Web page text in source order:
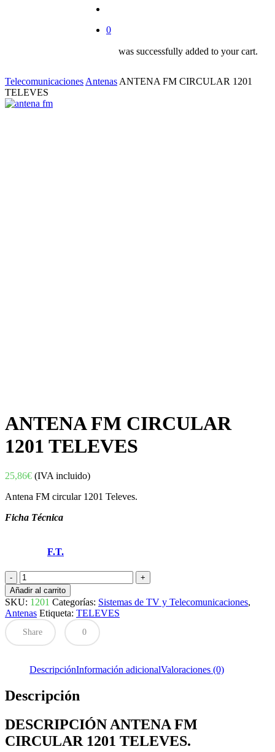
0
was successfully added to your cart.
TelecomunicacionesAntenasANTENA FM CIRCULAR 1201
TELEVES
ANTENA FM CIRCULAR
1201 TELEVES
25,86€ (IVA incluido)
Antena FM circular 1201 Televes.
Ficha Técnica
F.T.
ANTENA
FM
CIRCULAR
1201
TELEVES
cantidad
Añadir al carrito
SKU: 1201 Categorías: Sistemas de TV y Telecomunicaciones,
Antenas Etiqueta: TELEVES
Share 0
DescripciónInformación adicionalValoraciones (0)
Descripción
DESCRIPCIÓN ANTENA FM
CIRCULAR 1201 TELEVES.